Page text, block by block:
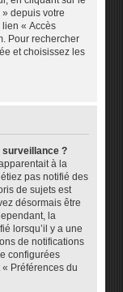
depuis votre
« Accès
Pour rechercher
et choisissez les
surveillance ?
à la
pas notifié des
de sujets est
désormais être
la
lorsqu’il y a une
de notifications
configurées
Préférences du